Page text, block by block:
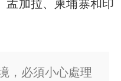
孟加拉、柬埔寨和印
，必須小心處理